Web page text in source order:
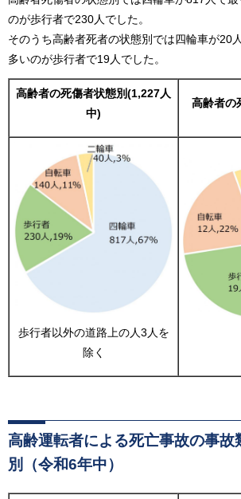
のが歩行者で230人でした。
そのうち高齢者死者の状態別では四輪車が20
多いのが歩行者で19人でした。
高齢者の死傷者状態別(1,227人
中)
高齢者の
歩行者以外の道路上の人3人を
除く
高齢運転者による死亡事故の事故
別（令和6年中）